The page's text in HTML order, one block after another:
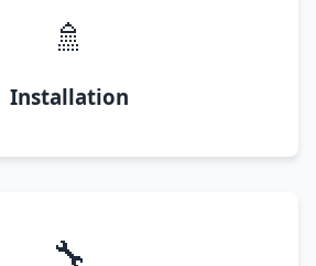
🚿
Installation
🔧